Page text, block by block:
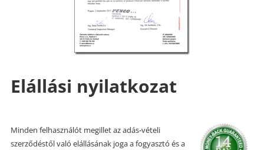
Elállási nyilatkozat
Minden felhasználót megillet az adás-vételi
szerződéstől való elállásának joga a fogyasztó és a